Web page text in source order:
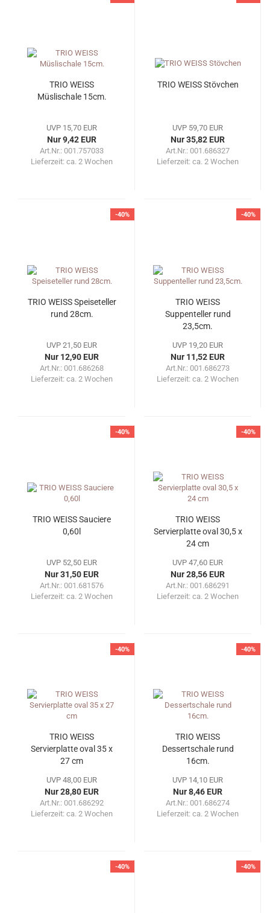
TRIO WEISS
Müslischale 15cm.
UVP 15,70 EUR
Nur 9,42 EUR
Art.Nr.: 001.757033
Lieferzeit: ca. 2 Wochen
TRIO WEISS Stövchen
UVP 59,70 EUR
Nur 35,82 EUR
Art.Nr.: 001.686327
Lieferzeit: ca. 2 Wochen
-40%
TRIO WEISS Speiseteller
rund 28cm.
UVP 21,50 EUR
Nur 12,90 EUR
Art.Nr.: 001.686268
Lieferzeit: ca. 2 Wochen
-40%
TRIO WEISS
Suppenteller rund
23,5cm.
UVP 19,20 EUR
Nur 11,52 EUR
Art.Nr.: 001.686273
Lieferzeit: ca. 2 Wochen
-40%
TRIO WEISS Sauciere
0,60l
UVP 52,50 EUR
Nur 31,50 EUR
Art.Nr.: 001.681576
Lieferzeit: ca. 2 Wochen
-40%
TRIO WEISS
Servierplatte oval 30,5 x
24 cm
UVP 47,60 EUR
Nur 28,56 EUR
Art.Nr.: 001.686291
Lieferzeit: ca. 2 Wochen
-40%
TRIO WEISS
Servierplatte oval 35 x
27 cm
UVP 48,00 EUR
Nur 28,80 EUR
Art.Nr.: 001.686292
Lieferzeit: ca. 2 Wochen
-40%
TRIO WEISS
Dessertschale rund
16cm.
UVP 14,10 EUR
Nur 8,46 EUR
Art.Nr.: 001.686274
Lieferzeit: ca. 2 Wochen
-40% -40%